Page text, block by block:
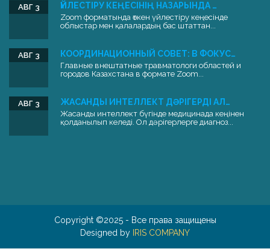
ҮЙЛЕСТІРУ КЕҢЕСІНІҢ НАЗАРЫНДА …
АВГ 3
Zoom форматында өткен үйлестіру кеңесінде
облыстар мен қалалардың бас штаттан...
КООРДИНАЦИОННЫЙ СОВЕТ: В ФОКУС…
АВГ 3
Главные внештатные травматологи областей и
городов Казахстана в формате Zoom...
ЖАСАНДЫ ИНТЕЛЛЕКТ ДӘРІГЕРДІ АЛ…
АВГ 3
Жасанды интеллект бүгінде медицинада кеңінен
қолданылып келеді. Ол дәрігерлерге диагноз...
Copyright ©2025 - Все права защищены
Designed by IRIS COMPANY